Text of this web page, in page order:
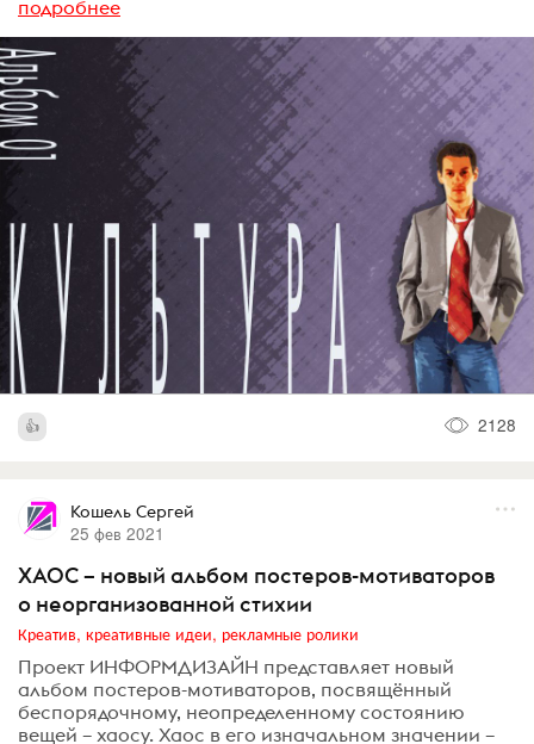
подробнее
2128
Кошель Сергей
25 фев 2021
ХАОС – новый альбом постеров-мотиваторов
о неорганизованной стихии
Креатив, креативные идеи, рекламные ролики
Проект ИНФОРМДИЗАЙН представляет новый
альбом постеров-мотиваторов, посвящённый
беспорядочному, неопределенному состоянию
вещей – хаосу. Хаос в его изначальном значении –